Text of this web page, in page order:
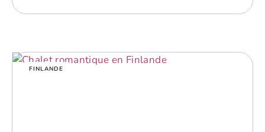
FINLANDE